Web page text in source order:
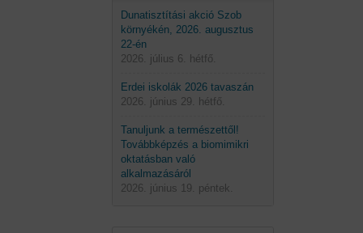
Dunatisztítási akció Szob
környékén, 2026. augusztus
22-én
2026. július 6. hétfő.
Erdei iskolák 2026 tavaszán
2026. június 29. hétfő.
Tanuljunk a természettől!
Továbbképzés a biomimikri
oktatásban való
alkalmazásáról
2026. június 19. péntek.